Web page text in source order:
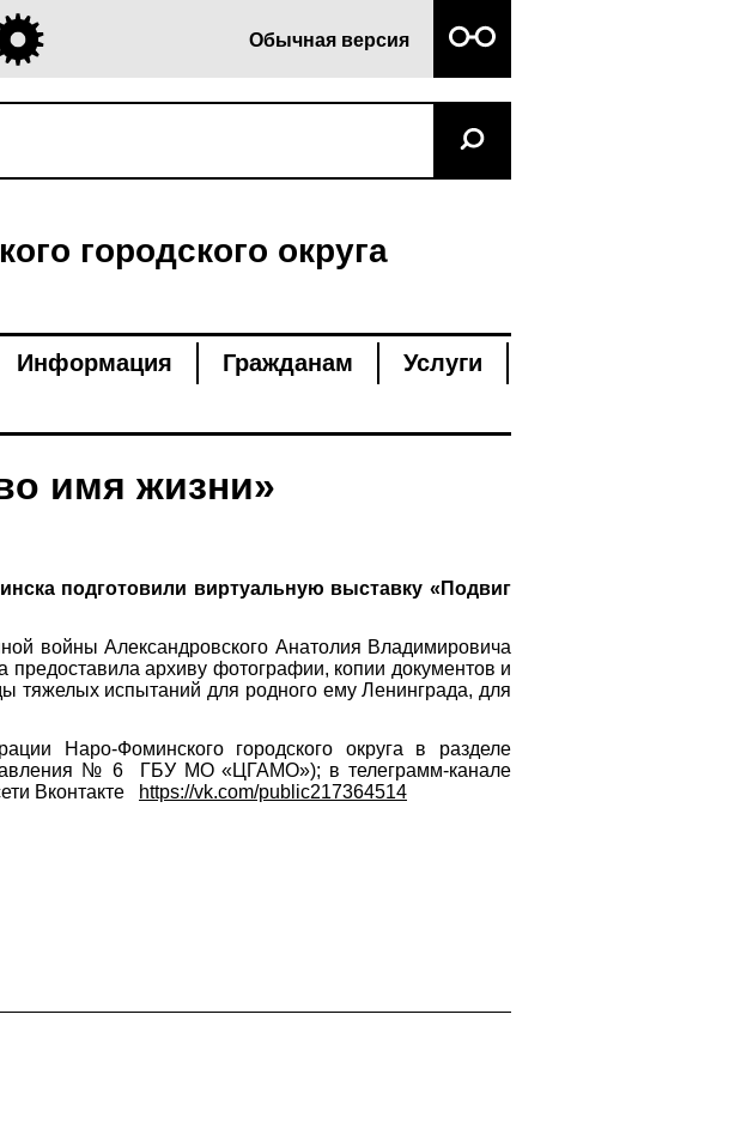
Обычная версия
городского округа
Информация Гражданам
Услуги
имя жизни»
подготовили виртуальную выставку «Подвиг
войны Александровского Анатолия Владимировича
предоставила архиву фотографии, копии документов и
тяжелых испытаний для родного ему Ленинграда, для
Наро-Фоминского городского округа в разделе
№ 6 ГБУ МО «ЦГАМО»); в телеграмм-канале
Вконтакте https://vk.com/public217364514